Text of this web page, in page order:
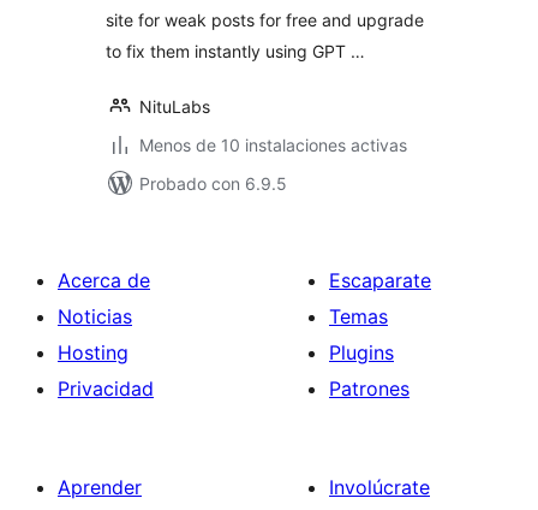
site for weak posts for free and upgrade
to fix them instantly using GPT …
NituLabs
Menos de 10 instalaciones activas
Probado con 6.9.5
Acerca de
Noticias
Hosting
Privacidad
Escaparate
Temas
Plugins
Patrones
Aprender
Involúcrate